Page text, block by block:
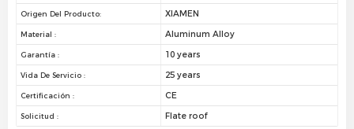
Origen Del Producto: XIAMEN
Material : Aluminum Alloy
Garantía : 10 years
Vida De Servicio : 25 years
Certificación : CE
Solicitud : Flate roof